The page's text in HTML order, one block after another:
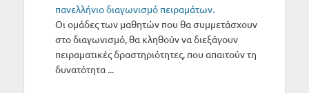
πανελλήνιο διαγωνισμό πειραμάτων.
Οι ομάδες των μαθητών που θα συμμετάσχουν
στο διαγωνισμό, θα κληθούν να διεξάγουν
πειραματικές δραστηριότητες, που απαιτούν τη
δυνατότητα ...